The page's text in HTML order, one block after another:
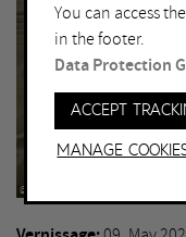
© picture alliance, AP, Anja Niedringhaus
You can access
in the footer.
Data Protection
Accept
Manage